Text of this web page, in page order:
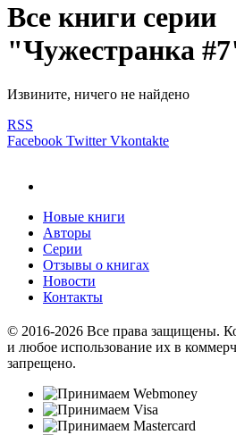
Все книги серии
"Чужестранка
Извините, ничего не найдено
RSS
Facebook Twitter Vkontakte
Новые книги
Авторы
Серии
Отзывы о книгах
Новости
Контакты
© 2016-2026 Все права защищены.
и любое использование их в
запрещено.